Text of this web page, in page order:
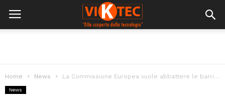
Home News La Commissione Europea vuole abbattere le barriere digitali: Netflix e SkyGo disponibili...
News